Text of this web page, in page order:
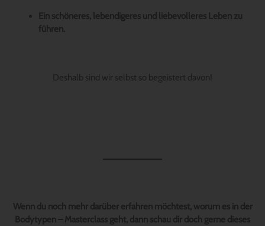
Ein schöneres, lebendigeres und liebevolleres Leben zu
führen.
Deshalb sind wir selbst so begeistert davon!
Wenn du noch mehr darüber erfahren möchtest, worum es in der
Bodytypen – Masterclass geht, dann schau dir doch gerne dieses